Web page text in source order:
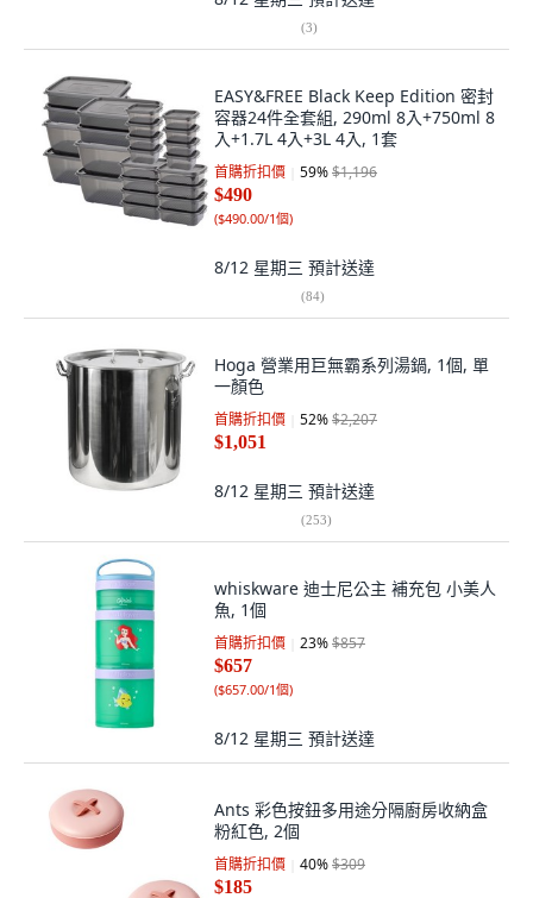
(3)
EASY&FREE Black Keep Edition 密封
容器24件全套組, 290ml 8入+750ml 8
入+1.7L 4入+3L 4入, 1套
首購折扣價 59%$1,196
$490
($490.00/1個)
8/12 星期三 預計送達
(84)
Hoga 營業用巨無霸系列湯鍋, 1個, 單
一顏色
首購折扣價 52%$2,207
$1,051
8/12 星期三 預計送達
(253)
whiskware 迪士尼公主 補充包 小美人
魚, 1個
首購折扣價 23%$857
$657
($657.00/1個)
8/12 星期三 預計送達
Ants 彩色按鈕多用途分隔廚房收納盒
粉紅色, 2個
首購折扣價 40%$309
$185